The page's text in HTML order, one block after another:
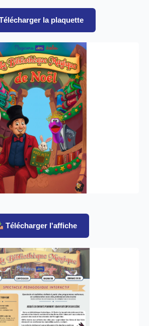
la plaquette
Affiche du spectacle
haute qualité pour promouvoir le
dans votre établissement
Télécharger l'affiche
Plaquette détaillée